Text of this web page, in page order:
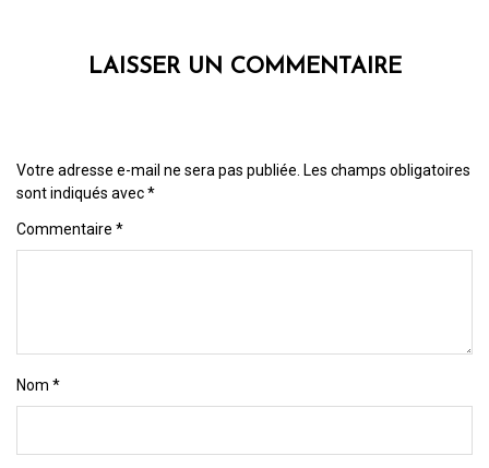
LAISSER UN COMMENTAIRE
Votre adresse e-mail ne sera pas publiée. Les champs obligatoires
sont indiqués avec*
Commentaire *
Nom *